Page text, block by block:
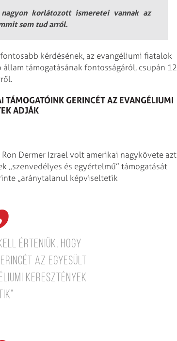
korlátozott ismeretei vannak az
sem tud arról.
kérdésének, az evangéliumi fiatalok
támogatásának fontosságáról, csupán 12
GERINCÉT AZ EVANGÉLIUMI
ADJÁK
Dermer Izrael volt amerikai nagykövete azt
„szenvedélyes és egyértelmű” támogatását
„aránytalanul képviseltetik
érteniük, hogy
az Egyesült
keresztények